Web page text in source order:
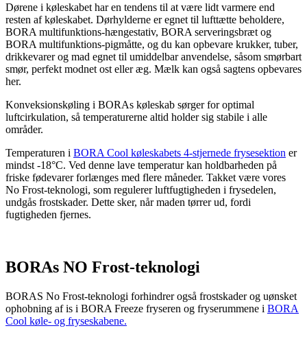
Dørene i køleskabet har en tendens til at være lidt varmere end
resten af køleskabet. Dørhylderne er egnet til lufttætte beholdere,
BORA multifunktions-hængestativ, BORA serveringsbræt og
BORA multifunktions-pigmåtte, og du kan opbevare krukker, tuber,
drikkevarer og mad egnet til umiddelbar anvendelse, såsom smørbart
smør, perfekt modnet ost eller æg. Mælk kan også sagtens opbevares
her.
Konveksionskøling i BORAs køleskab sørger for optimal
luftcirkulation, så temperaturerne altid holder sig stabile i alle
områder.
Temperaturen i BORA Cool køleskabets 4-stjernede frysesektion er
mindst -18°C. Ved denne lave temperatur kan holdbarheden på
friske fødevarer forlænges med flere måneder. Takket være vores
No Frost-teknologi, som regulerer luftfugtigheden i frysedelen,
undgås frostskader. Dette sker, når maden tørrer ud, fordi
fugtigheden fjernes.
BORAs NO Frost-teknologi
BORAS No Frost-teknologi forhindrer også frostskader og uønsket
ophobning af is i BORA Freeze fryseren og fryserummene i BORA
Cool køle- og fryseskabene.